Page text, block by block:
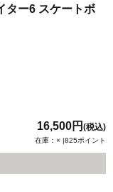
ター6 スケートボ
16,500円 (税込)
在庫：× |825ポイント